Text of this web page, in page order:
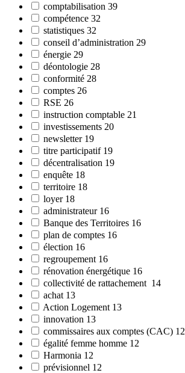
comptabilisation 39
compétence 32
statistiques 32
conseil d’administration 29
énergie 29
déontologie 28
conformité 28
comptes 26
RSE 26
instruction comptable 21
investissements 20
newsletter 19
titre participatif 19
décentralisation 19
enquête 18
territoire 18
loyer 18
administrateur 16
Banque des Territoires 16
plan de comptes 16
élection 16
regroupement 16
rénovation énergétique 16
collectivité de rattachement 14
achat 13
Action Logement 13
innovation 13
commissaires aux comptes (CAC) 12
égalité femme homme 12
Harmonia 12
prévisionnel 12